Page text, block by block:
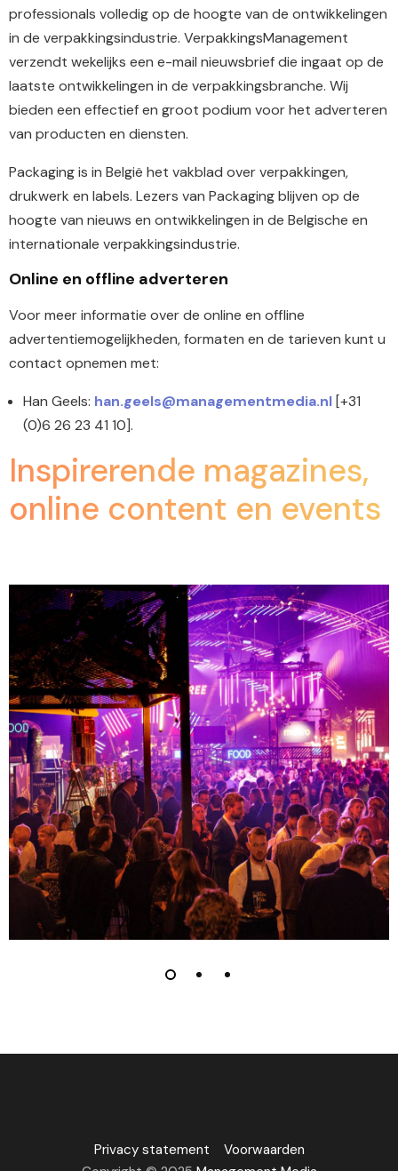
professionals volledig op de hoogte van de ontwikkelingen
in de verpakkingsindustrie. VerpakkingsManagement
verzendt wekelijks een e-mail nieuwsbrief die ingaat op de
laatste ontwikkelingen in de verpakkingsbranche. Wij
bieden een effectief en groot podium voor het adverteren
van producten en diensten.
Packaging is in België het vakblad over verpakkingen,
drukwerk en labels. Lezers van Packaging blijven op de
hoogte van nieuws en ontwikkelingen in de Belgische en
internationale verpakkingsindustrie.
Online en offline adverteren
Voor meer informatie over de online en offline
advertentiemogelijkheden, formaten en de tarieven kunt u
contact opnemen met:
Han Geels: han.geels@managementmedia.nl [+31
(0)6 26 23 41 10].
Inspirerende magazines,
online content en events
Privacy statement
Voorwaarden